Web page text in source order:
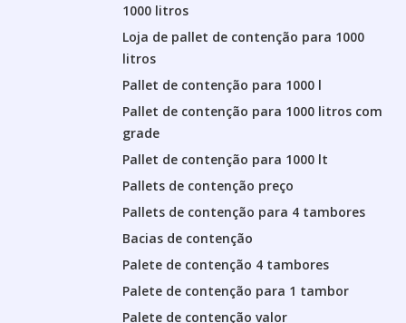
1000 litros
Loja de pallet de contenção para 1000
litros
Pallet de contenção para 1000 l
Pallet de contenção para 1000 litros com
grade
Pallet de contenção para 1000 lt
Pallets de contenção preço
Pallets de contenção para 4 tambores
Bacias de contenção
Palete de contenção 4 tambores
Palete de contenção para 1 tambor
Palete de contenção valor